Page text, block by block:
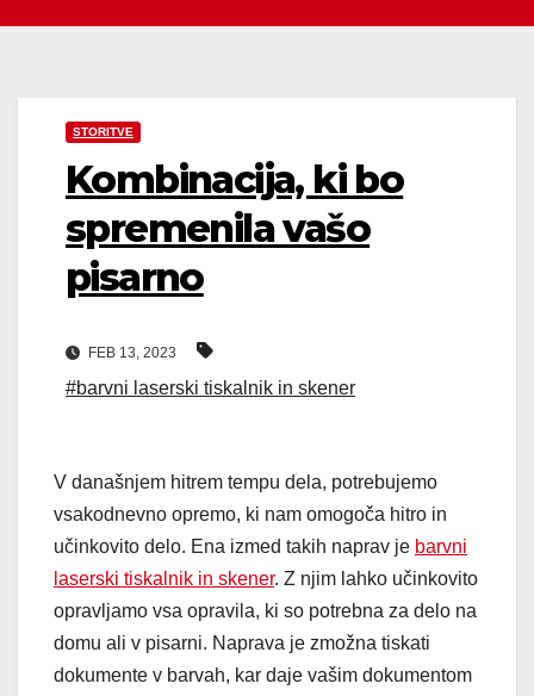
STORITVE
Kombinacija, ki bo
spremenila vašo
pisarno
FEB 13, 2023
#barvni laserski tiskalnik in skener
V današnjem hitrem tempu dela, potrebujemo
vsakodnevno opremo, ki nam omogoča hitro in
učinkovito delo. Ena izmed takih naprav je barvni
laserski tiskalnik in skener. Z njim lahko učinkovito
opravljamo vsa opravila, ki so potrebna za delo na
domu ali v pisarni. Naprava je zmožna tiskati
dokumente v barvah, kar daje vašim dokumentom